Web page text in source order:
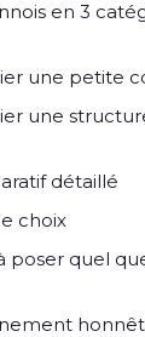
en 3
une petite
une
détaillé
choix
poser quel